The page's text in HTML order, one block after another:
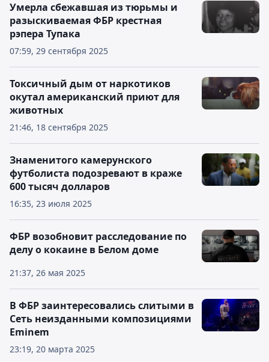
07:59, 29 сентября 2025
Умерла сбежавшая из тюрьмы и
разыскиваемая ФБР крестная
рэпера Тупака
21:46, 18 сентября 2025
Токсичный дым от наркотиков
окутал американский приют для
животных
16:35, 23 июля 2025
Знаменитого камерунского
футболиста подозревают в краже
600 тысяч долларов
21:37, 26 мая 2025
ФБР возобновит расследование по
делу о кокаине в Белом доме
23:19, 20 марта 2025
В ФБР заинтересовались слитыми в
Сеть неизданными композициями
Eminem